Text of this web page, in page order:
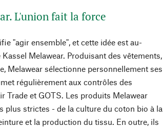
L'union fait la force
"agir ensemble", et cette idée est au-
Melawear. Produisant des vêtements,
Melawear sélectionne personnellement ses
régulièrement aux contrôles des
Trade et GOTS. Les produits Melawear
plus strictes - de la culture du coton bio à la
et la production du tissu. En outre, ils